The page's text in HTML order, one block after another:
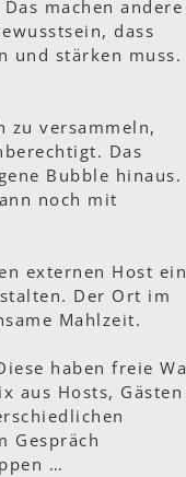
machen andere
dass
und stärken muss.
zu versammeln,
Das
Bubble hinaus.
noch mit
externen Host
Der Ort im
Mahlzeit.
haben freie
aus Hosts, Gästen
Gespräch
…